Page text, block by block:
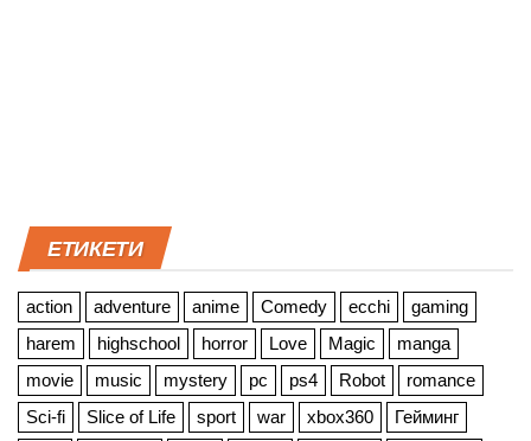
ЕТИКЕТИ
action adventure anime Comedy ecchi
gaming
harem
highschool horror Love Magic
manga
movie
music mystery pc ps4 Robot
romance
Sci-fi
Slice of Life sport war xbox360
Гейминг